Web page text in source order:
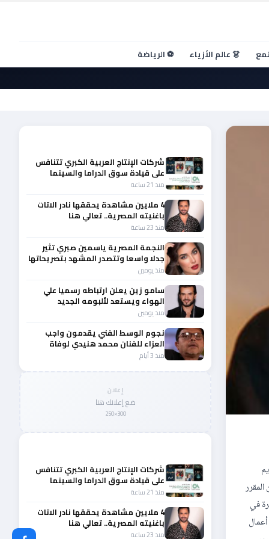
👗 عالم الأزياء ⚽ الرياضة
في
رجل أعمال
شركات الإنتاج العربية الكبري تتنافس
على قيادة سوق الدراما والسينما
والصباح في مقدمة المشهد الإقليمي
منذ 21 ساعة
4 ملايين مشاهدة يحققها نادر الاتات
باغنيته المصرية.. تعالي هنا
منذ 23 ساعة
النجمة المصرية ياسمين صبري تثير
جدلا واسعا وتتصدر المشهد بتصريحاتها
الأخيرة
منذ يومين
سامو زين يعلن ارتباطه رسميا علي
الهواء ويستعد لألبومه الجديد
منذ يومين
نجوم الوسط الفني يقدمون واجب
العزاء للفنان محمد هنيدي لوفاة
شقيقه الأكبر
منذ 3 أيام
إعلان
ضع إعلانك هنا
300×250
شركات الإنتاج العربية الكبري تتنافس
على قيادة سوق الدراما والسينما
والصباح في مقدمة المشهد الإقليمي
منذ 21 ساعة
4 ملايين مشاهدة يحققها نادر الاتات
باغنيته المصرية.. تعالي هنا
منذ 23 ساعة